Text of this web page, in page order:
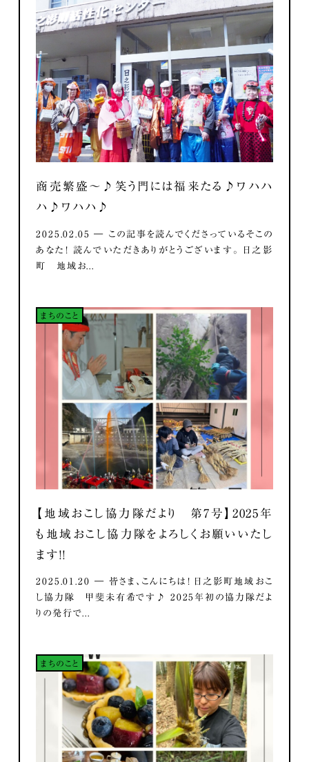
商売繁盛～♪笑う門には福来たる♪ワハハ
ハ♪ワハハ♪
2025.02.05 ― この記事を読んでくださっているそこの
あなた！ 読んでいただきありがとうございます。 日之影
町 地域お...
まちのこと
【地域おこし協力隊だより 第7号】2025年
も地域おこし協力隊をよろしくお願いいたし
ます！！
2025.01.20 ― 皆さま、こんにちは！ 日之影町地域おこ
し協力隊 甲斐未有希です♪ 2025年初の協力隊だよ
りの発行で...
まちのこと